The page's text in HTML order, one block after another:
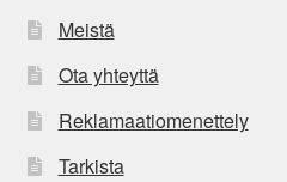
Meistä
Ota yhteyttä
Reklamaatiomenettely
Tarkista